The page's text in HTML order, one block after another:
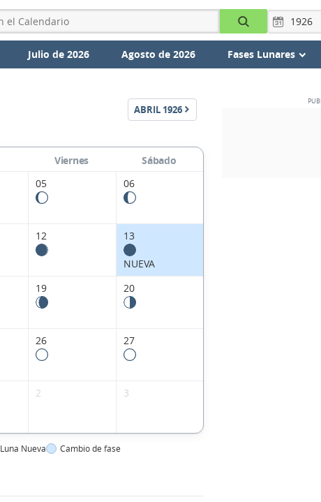
Julio de 2026 Agosto de 2026 Fases Lunares
ABRIL 1926
Viernes
Sábado
05 06
12 13
NUEVA
19 20
26 27
2 3
Luna Nueva Cambio de fase